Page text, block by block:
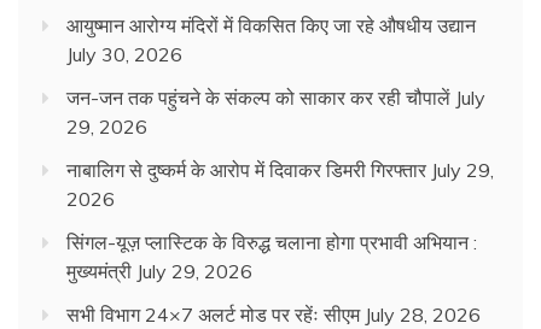
आयुष्मान आरोग्य मंदिरों में विकसित किए जा रहे औषधीय उद्यान
July 30, 2026
जन-जन तक पहुंचने के संकल्प को साकार कर रही चौपालें July
29, 2026
नाबालिग से दुष्कर्म के आरोप में दिवाकर डिमरी गिरफ्तार July 29,
2026
सिंगल-यूज़ प्लास्टिक के विरुद्ध चलाना होगा प्रभावी अभियान :
मुख्यमंत्री July 29, 2026
सभी विभाग 24×7 अलर्ट मोड पर रहेंः सीएम July 28, 2026